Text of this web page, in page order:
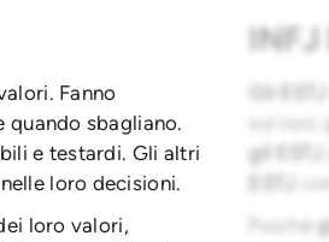
Fanno
sbagliano.
e testardi. Gli altri
loro decisioni.
loro valori,
INFJ
sul
gli ESTJ
Poiché